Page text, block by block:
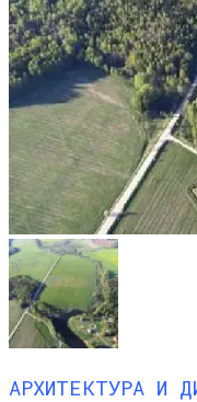
АРХИТЕКТУРА И